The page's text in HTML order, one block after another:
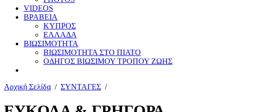
VIDEOS
ΒΡΑΒΕΙΑ
ΚΥΠΡΟΣ
ΕΛΛΑΔΑ
ΒΙΩΣΙΜΟΤΗΤΑ
ΒΙΩΣΙΜΟΤΗΤΑ ΣΤΟ ΠΙΑΤΟ
ΟΔΗΓΟΣ ΒΙΩΣΙΜΟΥ ΤΡΟΠΟΥ ΖΩΗΣ
Αρχική Σελίδα / ΣΥΝΤΑΓΕΣ /